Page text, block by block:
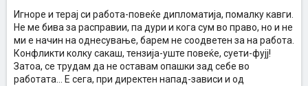
Игноре и терај си работа-повеќе дипломатија, помалку кавги.
Не ме бива за расправии, па дури и кога сум во право, но и не
ми е начин на однесување, барем не соодветен за на работа.
Конфликти колку сакаш, тензија-уште повеќе, суети-фујј!
Затоа, се трудам да не оставам опашки зад себе во
работата... Е сега, при директен напад-зависи и од